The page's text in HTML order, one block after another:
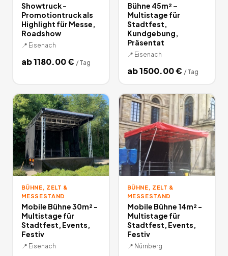
Showtruck -
Promotiontruck als
Highlight für Messe,
Roadshow
📍 Eisenach
ab1180.00€ / Tag
Bühne 45m² –
Multistage für
Stadtfest,
Kundgebung,
Präsentat
📍 Eisenach
ab1500.00€ / Tag
BÜHNE, ZELT &
MESSESTAND
Mobile Bühne 30m² -
Multistage für
Stadtfest, Events,
Festiv
📍 Eisenach
BÜHNE, ZELT &
MESSESTAND
Mobile Bühne 14m² -
Multistage für
Stadtfest, Events,
Festiv
📍 Nürnberg